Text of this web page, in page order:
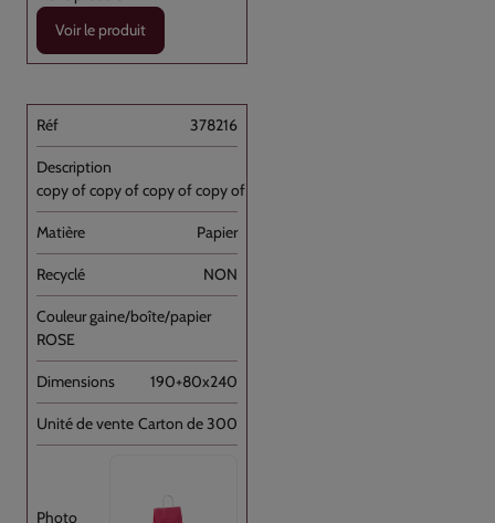
Voir le produit
378216
copy of copy of copy of copy of Sac [...]
Papier
NON
ROSE
190+80x240
Carton de 300